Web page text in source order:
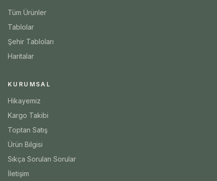
Tüm Ürünler
Tablolar
Şehir Tabloları
Haritalar
KURUMSAL
Hikayemiz
Kargo Takibi
Toptan Satış
Ürün Bilgisi
Sıkça Sorulan Sorular
İletişim